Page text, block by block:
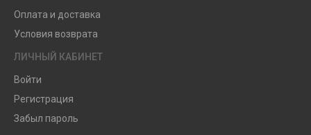
Оплата и доставка
Условия возврата
ЛИЧНЫЙ КАБИНЕТ
Войти
Регистрация
Забыл пароль